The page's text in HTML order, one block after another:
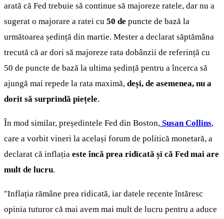
arată că Fed trebuie să continue să majoreze ratele, dar nu a
sugerat o majorare a ratei cu 50 de puncte de bază la
următoarea ședință din martie. Mester a declarat săptămâna
trecută că ar dori să majoreze rata dobânzii de referință cu
50 de puncte de bază la ultima ședință pentru a încerca să
ajungă mai repede la rata maximă, deși, de asemenea, nu a
dorit să surprindă piețele.
În mod similar, președintele Fed din Boston, Susan Collins,
care a vorbit vineri la același forum de politică monetară, a
declarat că inflația este încă prea ridicată și că Fed mai are
mult de lucru.
"Inflația rămâne prea ridicată, iar datele recente întăresc
opinia tuturor că mai avem mai mult de lucru pentru a aduce